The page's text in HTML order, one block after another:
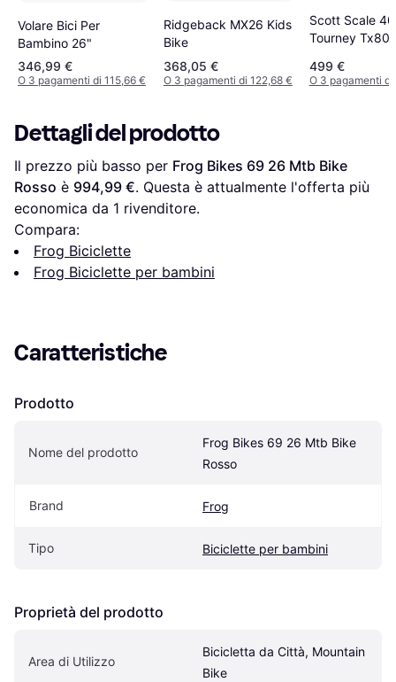
Volare Bici Per
Bambino 26"
346,99 €
O 3 pagamenti di 115,66 €
Ridgeback MX26 Kids
Bike
368,05 €
O 3 pagamenti di 122,68 €
Scott Scale
Tourney
499 €
O 3 pagamenti
Dettagli del prodotto
Il prezzo più basso per Frog Bikes 69 26 Mtb Bike
Rosso è 994,99 €. Questa è attualmente l'offerta più
economica da 1 rivenditore.
Compara:
Frog Biciclette
Frog Biciclette per bambini
Caratteristiche
Prodotto
Nome del prodotto
Frog Bikes 69 26 Mtb Bike
Rosso
Brand Frog
Tipo Biciclette per bambini
Proprietà del prodotto
Area di Utilizzo
Bicicletta da Città, Mountain
Bike